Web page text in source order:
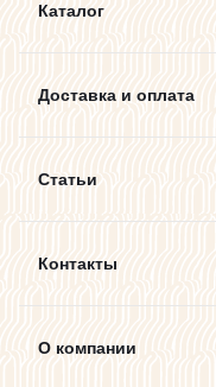
Каталог
Доставка и оплата
Статьи
Контакты
О компании